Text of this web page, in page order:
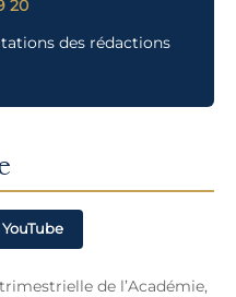
20
des rédactions
YouTube
de l’Académie,